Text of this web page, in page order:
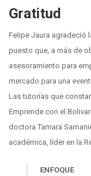
Gratitud
Felipe Jaura agradeció
puesto que, a más de
asesoramiento para
mercado para una
Las tutorías que
Emprende con el
doctora Tamara
académica, líder en la
ENFOQUE